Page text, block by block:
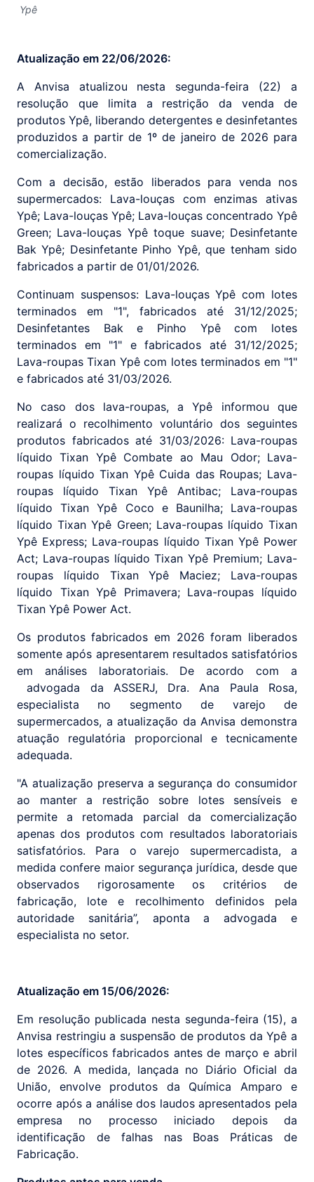
Ypê
Atualização em 22/06/2026:
A Anvisa atualizou nesta segunda-feira (22) a
resolução que limita a restrição da venda de
produtos Ypê, liberando detergentes e desinfetantes
produzidos a partir de 1º de janeiro de 2026 para
comercialização.
Com a decisão, estão liberados para venda nos
supermercados: Lava-louças com enzimas ativas
Ypê; Lava-louças Ypê; Lava-louças concentrado Ypê
Green; Lava-louças Ypê toque suave; Desinfetante
Bak Ypê; Desinfetante Pinho Ypê, que tenham sido
fabricados a partir de 01/01/2026.
Continuam suspensos: Lava-louças Ypê com lotes
terminados em "1", fabricados até 31/12/2025;
Desinfetantes Bak e Pinho Ypê com lotes
terminados em "1" e fabricados até 31/12/2025;
Lava-roupas Tixan Ypê com lotes terminados em "1"
e fabricados até 31/03/2026.
No caso dos lava-roupas, a Ypê informou que
realizará o recolhimento voluntário dos seguintes
produtos fabricados até 31/03/2026: Lava-roupas
líquido Tixan Ypê Combate ao Mau Odor; Lava-
roupas líquido Tixan Ypê Cuida das Roupas; Lava-
roupas líquido Tixan Ypê Antibac; Lava-roupas
líquido Tixan Ypê Coco e Baunilha; Lava-roupas
líquido Tixan Ypê Green; Lava-roupas líquido Tixan
Ypê Express; Lava-roupas líquido Tixan Ypê Power
Act; Lava-roupas líquido Tixan Ypê Premium; Lava-
roupas líquido Tixan Ypê Maciez; Lava-roupas
líquido Tixan Ypê Primavera; Lava-roupas líquido
Tixan Ypê Power Act.
Os produtos fabricados em 2026 foram liberados
somente após apresentarem resultados satisfatórios
em análises laboratoriais. De acordo com a
advogada da ASSERJ, Dra. Ana Paula Rosa,
especialista no segmento de varejo de
supermercados, a atualização da Anvisa demonstra
atuação regulatória proporcional e tecnicamente
adequada.
"A atualização preserva a segurança do consumidor
ao manter a restrição sobre lotes sensíveis e
permite a retomada parcial da comercialização
apenas dos produtos com resultados laboratoriais
satisfatórios. Para o varejo supermercadista, a
medida confere maior segurança jurídica, desde que
observados rigorosamente os critérios de
fabricação, lote e recolhimento definidos pela
autoridade sanitária”, aponta a advogada e
especialista no setor.
Atualização em 15/06/2026:
Em resolução publicada nesta segunda-feira (15), a
Anvisa restringiu a suspensão de produtos da Ypê a
lotes específicos fabricados antes de março e abril
de 2026. A medida, lançada no Diário Oficial da
União, envolve produtos da Química Amparo e
ocorre após a análise dos laudos apresentados pela
empresa no processo iniciado depois da
identificação de falhas nas Boas Práticas de
Fabricação.